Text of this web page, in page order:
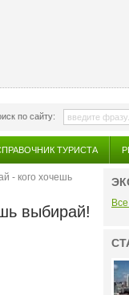
по сайту:
ТУРИСТА
- кого хочешь
выбирай!